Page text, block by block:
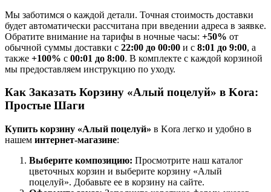
Мы заботимся о каждой детали. Точная стоимость доставки
будет автоматически рассчитана при введении адреса в заявке.
Обратите внимание на тарифы в ночные часы: +50% от
обычной суммы доставки с 22:00 до 00:00 и с 8:01 до 9:00, а
также +100% с 00:01 до 8:00. В комплекте с каждой корзиной
мы предоставляем инструкцию по уходу.
Как Заказать Корзину «Алый поцелуй» в Kora:
Простые Шаги
Купить корзину «Алый поцелуй» в Kora легко и удобно в
нашем интернет-магазине:
Выберите композицию: Просмотрите наш каталог
цветочных корзин и выберите корзину «Алый
поцелуй». Добавьте ее в корзину на сайте.